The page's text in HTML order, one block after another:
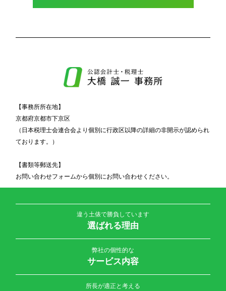
【事務所所在地】
京都府京都市下京区
（日本税理士会連合会より個別に行政区以降の詳細の非開示が認められ
ております。）
【書類等郵送先】
お問い合わせフォームから個別にお問い合わせください。
違う土俵で勝負しています
選ばれる理由
弊社の個性的な
サービス内容
所長が適正と考える